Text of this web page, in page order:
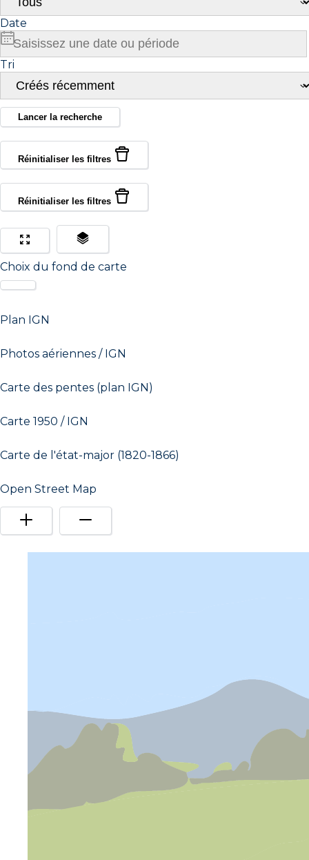
Date
Tri
Lancer la recherche
Réinitialiser les filtres
Réinitialiser les filtres
Choix du fond de carte
Plan IGN
Photos aériennes / IGN
Carte des pentes (plan IGN)
Carte 1950 / IGN
Carte de l'état-major (1820-1866)
Open Street Map